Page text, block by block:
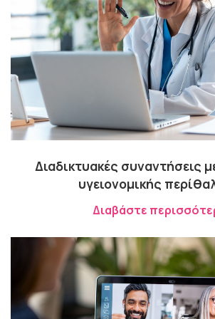
Διαδικτυακές συναντήσεις
υγειονομικής
Διαβάστε